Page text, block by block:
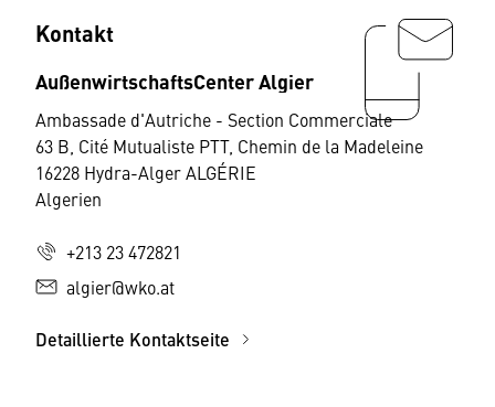
Kontakt
AußenwirtschaftsCenter Algier
Ambassade d'Autriche - Section Commerciale
63 B, Cité Mutualiste PTT, Chemin de la Madeleine
16228 Hydra-Alger ALGÉRIE
Algerien
+213 23 472821
algier@wko.at
Detaillierte Kontaktseite